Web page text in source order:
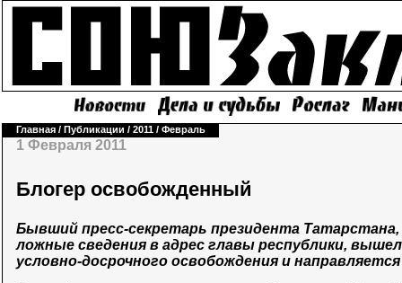
Главная / Публикации / 2011 / Февраль
1 Февраля 2011
Блогер освобожденный
Бывший пресс-секретарь президента
ложные сведения в адрес главы республики,
условно-досрочного освобождения и